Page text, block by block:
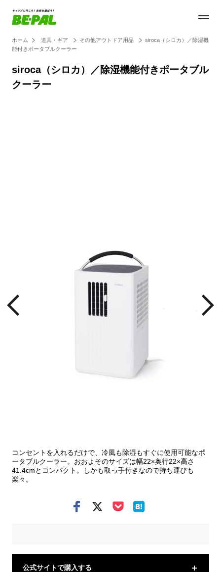
ホーム 道具・ギア その他アウトドア用品
siroca（シロカ）／除湿機
能付きポータブルクーラー
siroca（シロカ）／除湿機能付きポータブル
クーラー
コンセントを入れるだけで、冷風も除湿もすぐに使用可能なポ
ータブルクーラー。おおよそのサイズは幅22×奥行22×高さ
41.4cmとコンパクト。しかも取っ手付きなので持ち運びも
楽々。
公式サイトで購入する